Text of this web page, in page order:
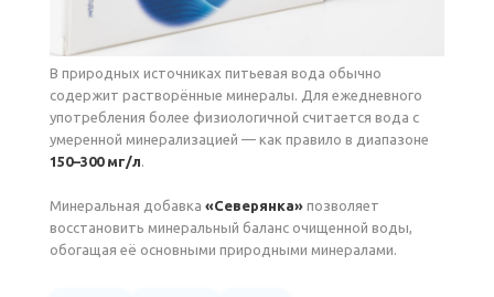
В природных источниках питьевая вода обычно
содержит растворённые минералы. Для ежедневного
употребления более физиологичной считается вода с
умеренной минерализацией — как правило в диапазоне
150–300 мг/л
Минеральная добавка «Северянка» позволяет
восстановить минеральный баланс очищенной воды,
обогащая её основными природными минералами.